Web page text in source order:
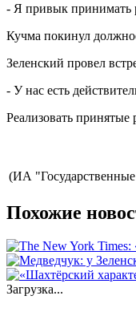
- Я привык принимать
Кучма покинул
Зеленский провел
- У нас есть
Реализовать
(ИА
Похожие
Загрузка...